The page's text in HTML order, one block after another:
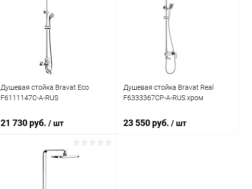
Купить в 1 клик
В избранное
Купить в 1 клик
В избранное
Душевая стойка Bravat Eco
F6111147C-A-RUS
21 730 руб. / шт
Душевая стойка Bravat Real
F6333367CP-A-RUS хром
23 550 руб./ шт